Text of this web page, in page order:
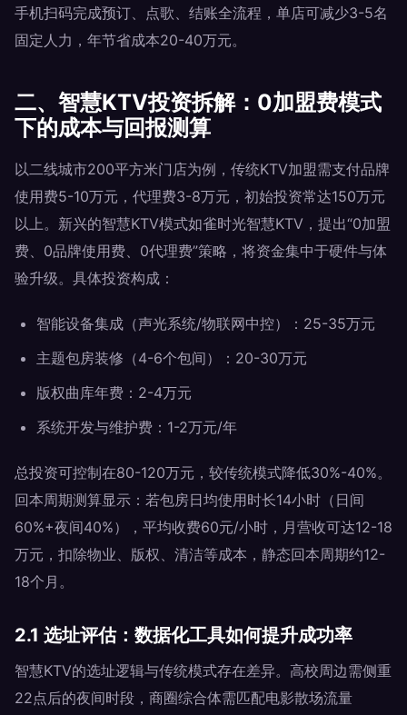
手机扫码完成预订、点歌、结账全流程，单店可减少3-5名
固定人力，年节省成本20-40万元。
二、智慧KTV投资拆解：0加盟费模式
下的成本与回报测算
以二线城市200平方米门店为例，传统KTV加盟需支付品牌
使用费5-10万元，代理费3-8万元，初始投资常达150万元
以上。新兴的智慧KTV模式如雀时光智慧KTV，提出“0加盟
费、0品牌使用费、0代理费”策略，将资金集中于硬件与体
验升级。具体投资构成：
智能设备集成（声光系统/物联网中控）：25-35万元
主题包房装修（4-6个包间）：20-30万元
版权曲库年费：2-4万元
系统开发与维护费：1-2万元/年
总投资可控制在80-120万元，较传统模式降低30%-40%。
回本周期测算显示：若包房日均使用时长14小时（日间
60%+夜间40%），平均收费60元/小时，月营收可达12-18
万元，扣除物业、版权、清洁等成本，静态回本周期约12-
18个月。
2.1 选址评估：数据化工具如何提升成功率
智慧KTV的选址逻辑与传统模式存在差异。高校周边需侧重
22点后的夜间时段，商圈综合体需匹配电影散场流量